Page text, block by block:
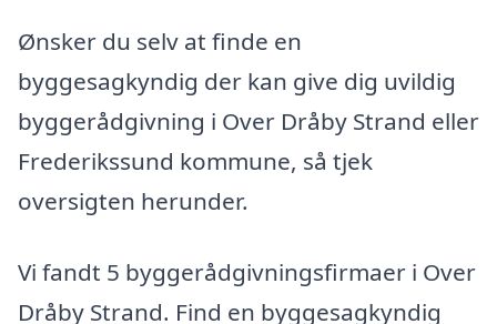
Ønsker du selv at finde en
byggesagkyndig der kan give dig uvildig
byggerådgivning i Over Dråby Strand eller
Frederikssund kommune, så tjek
oversigten herunder.
Vi fandt 5 byggerådgivningsfirmaer i Over
Dråby Strand. Find en byggesagkyndig